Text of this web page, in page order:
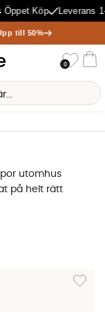
Köp Leverans 1-5
till 50%
0
utomhus
på helt rätt
av
Lägg